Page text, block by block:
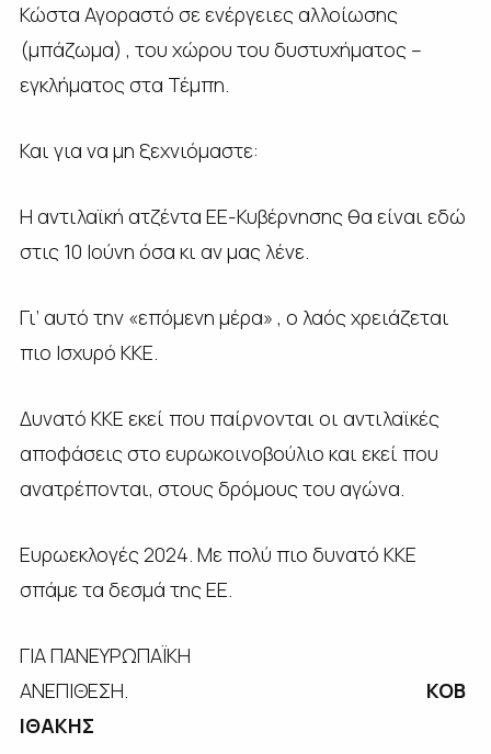
Κώστα Αγοραστό σε ενέργειες αλλοίωσης
(μπάζωμα) , του χώρου του δυστυχήματος –
εγκλήματος στα Τέμπη.
Και για να μη ξεχνιόμαστε:
Η αντιλαϊκή ατζέντα ΕΕ-Κυβέρνησης θα είναι εδώ
στις 10 Ιούνη όσα κι αν μας λένε.
Γι’ αυτό την «επόμενη μέρα» , ο λαός χρειάζεται
πιο Ισχυρό ΚΚΕ.
Δυνατό ΚΚΕ εκεί που παίρνονται οι αντιλαϊκές
αποφάσεις στο ευρωκοινοβούλιο και εκεί που
ανατρέπονται, στους δρόμους του αγώνα.
Ευρωεκλογές 2024. Με πολύ πιο δυνατό ΚΚΕ
σπάμε τα δεσμά της ΕΕ.
ΓΙΑ ΠΑΝΕΥΡΩΠΑΪΚΗ
ΑΝΕΠΙΘΕΣΗ. ΚΟΒ
ΙΘΑΚΗΣ